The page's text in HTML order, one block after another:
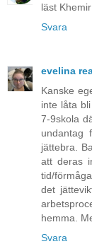
läst
Svara
evelina
Kanske
inte låta
7-9skola
undantag
jättebra.
att deras
tid/
det
hemma.
Svara